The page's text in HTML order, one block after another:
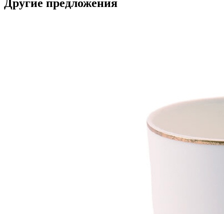
Другие предложения